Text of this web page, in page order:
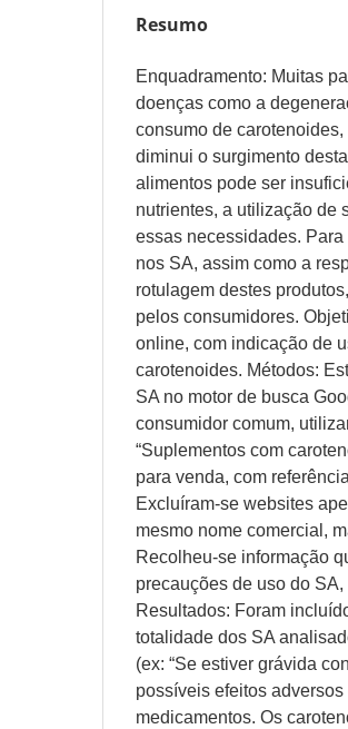
Resumo
Enquadramento: Muitas
doenças como a
consumo de
diminui o surgimento
alimentos pode ser
nutrientes, a utilização de
essas necessidades.
nos SA, assim como a
rotulagem destes
pelos consumidores.
online, com indicação de
carotenoides. Métodos:
SA no motor de busca
consumidor comum,
“Suplementos com
para venda, com
Excluíram-se websites
mesmo nome comercial,
Recolheu-se informação
precauções de uso do
Resultados: Foram
totalidade dos SA
(ex: “Se estiver grávida
possíveis efeitos
medicamentos. Os